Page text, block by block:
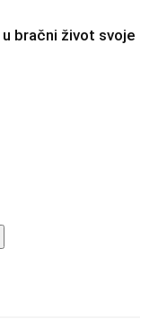
bračni život svoje